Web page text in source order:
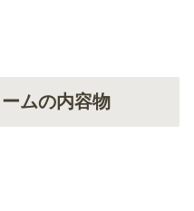
ムの内容物